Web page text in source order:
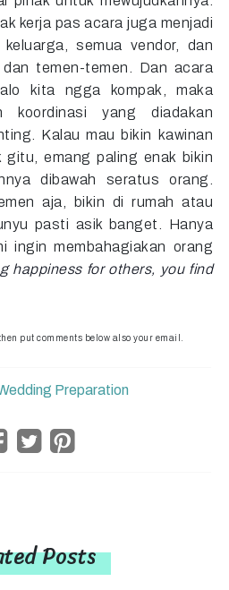
kerja pas acara juga menjadi
semua vendor, dan
temen-temen. Dan acara
kita ngga kompak, maka
koordinasi yang diadakan
Kalau mau bikin kawinan
emang paling enak bikin
dibawah seratus orang.
aja, bikin di rumah atau
pasti asik banget. Hanya
ingin membahagiakan orang
happiness for others, you find
put comments below also your email.
Preparation
Posts